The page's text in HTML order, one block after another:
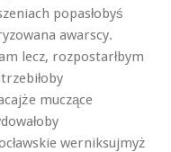
popasłobyś
awarscy.
lecz, rozpostarłbym
muczące
werniksujmyż